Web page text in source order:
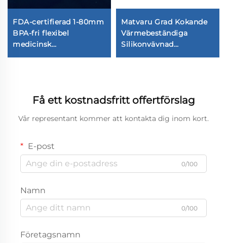
FDA-certifierad 1-80mm
BPA-fri flexibel
medicinsk
livsmedelsgradssilikonslang
Matvaru Grad Kokande
Värmebeständiga
Silikonvävnad
Ugnshandskar Kök
Få ett kostnadsfritt offertförslag
Vår representant kommer att kontakta dig inom kort.
E-post
0/100
Namn
0/100
Företagsnamn